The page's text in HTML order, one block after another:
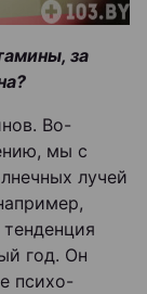
за
Во-
мы с
лучей
год. Он
психо-